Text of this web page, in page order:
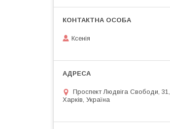
Ксенія
Проспект Людвіга Свободи, 31,
Харків, Україна